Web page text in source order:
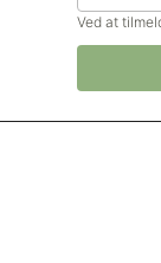
Ved at